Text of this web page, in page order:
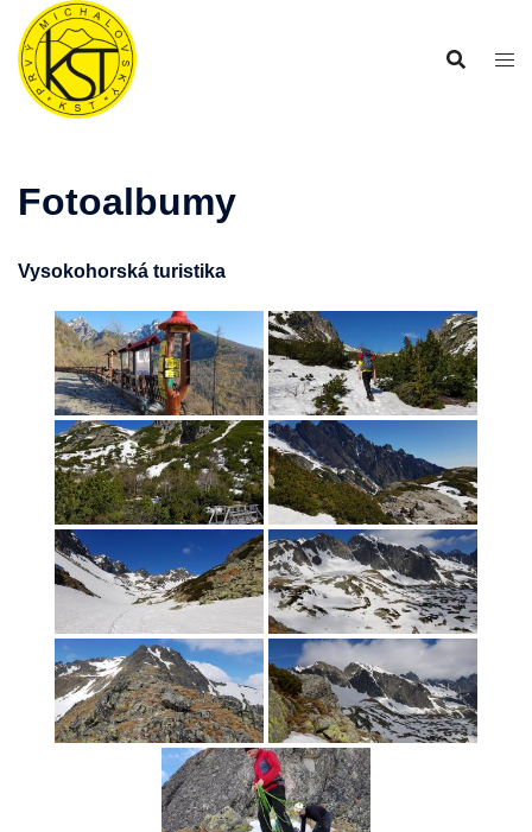
Preskočiť
obsah
Fotoalbumy
Vysokohorská turistika